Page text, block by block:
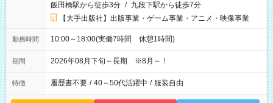
飯田橋駅から徒歩3分 / 九段下駅から徒歩7分
【大手出版社】出版事業・ゲーム事業・アニメ・映像事業
勤務時間 10:00～18:00(実働7時間 休憩1時間)
期間 2026年08月下旬～長期 ※8月～！
特徴 履歴書不要 / 40～50代活躍中 / 服装自由